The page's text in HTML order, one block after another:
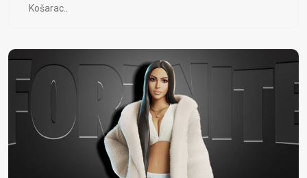
Košarac..